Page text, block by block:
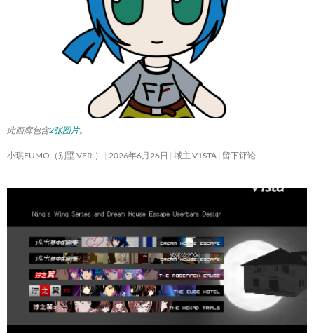
此画廊包含2张图片。
小琪FUMO（别墅 VER.） 2026年6月26日 域主 V1STA 留下评论